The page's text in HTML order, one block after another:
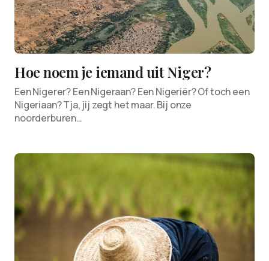
Hoe noem je iemand uit Niger?
Een Nigerer? Een Nigeraan? Een Nigeriër? Of toch een
Nigeriaan? Tja, jij zegt het maar. Bij onze
noorderburen…